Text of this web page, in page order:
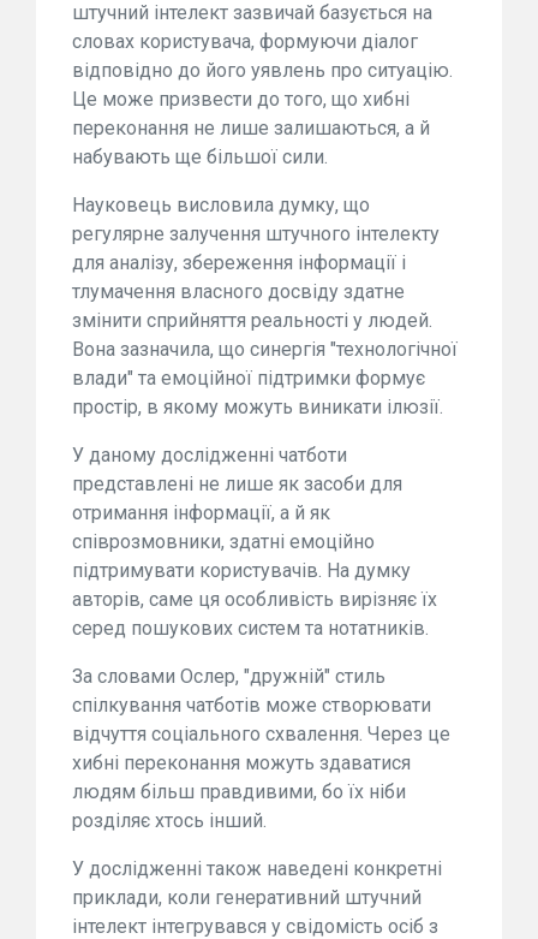
штучний інтелект зазвичай базується на
словах користувача, формуючи діалог
відповідно до його уявлень про ситуацію.
Це може призвести до того, що хибні
переконання не лише залишаються, а й
набувають ще більшої сили.
Науковець висловила думку, що
регулярне залучення штучного інтелекту
для аналізу, збереження інформації і
тлумачення власного досвіду здатне
змінити сприйняття реальності у людей.
Вона зазначила, що синергія "технологічної
влади" та емоційної підтримки формує
простір, в якому можуть виникати ілюзії.
У даному дослідженні чатботи
представлені не лише як засоби для
отримання інформації, а й як
співрозмовники, здатні емоційно
підтримувати користувачів. На думку
авторів, саме ця особливість вирізняє їх
серед пошукових систем та нотатників.
За словами Ослер, "дружній" стиль
спілкування чатботів може створювати
відчуття соціального схвалення. Через це
хибні переконання можуть здаватися
людям більш правдивими, бо їх ніби
розділяє хтось інший.
У дослідженні також наведені конкретні
приклади, коли генеративний штучний
інтелект інтегрувався у свідомість осіб з